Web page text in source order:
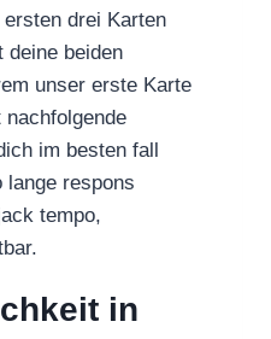
drei Karten
deine beiden
unser erste Karte
im besten fall
lange respons
tempo,
in